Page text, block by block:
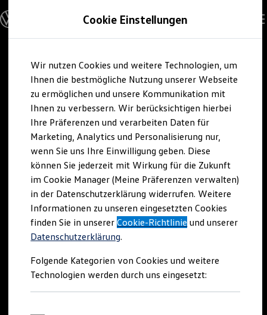
Hauptinhalt
springen
Footer
springen
Modelle und Konfigurator
Konfigurator
Modelle vergleichen
Elektroautos
ENERGY Sondermodelle
Nutzfahrzeuge
SUV und CUV
Familienautos
Kombis
Kompaktwagen
Sportwagen
Schnell verfügbare Fahrzeuge
Angebote und Produkte
Aktuelle Angebote
E-Auto-Förderung
Volkswagen Marktplatz
Die ENERGY Sondermodelle
Junge Gebrauchtwagen und Gebrauchtwagen
Volkswagen Zertifizierte Gebrauchtwagen
Elektromobilität bei Gebrauchtwagen
Saisonangebote
Reifenpakete
Leasing
Leasing-Angebote
Cookie Einstellungen
Wir nutzen Cookies und weitere Technologien, um
Ihnen die bestmögliche Nutzung unserer Webseite
zu ermöglichen und unsere Kommunikation mit
Ihnen zu verbessern. Wir berücksichtigen hierbei
Ihre Präferenzen und verarbeiten Daten für
Marketing, Analytics und Personalisierung nur,
wenn Sie uns Ihre Einwilligung geben. Diese
können Sie jederzeit mit Wirkung für die Zukunft
im Cookie Manager (Meine Präferenzen verwalten)
in der Datenschutzerklärung widerrufen. Weitere
Informationen zu unseren eingesetzten Cookies
finden Sie in unsererCookie-Richtlinie und unserer
Datenschutzerklärung.
Folgende Kategorien von Cookies und weitere
Technologien werden durch uns eingesetzt: